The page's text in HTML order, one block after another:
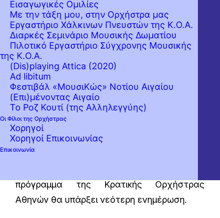
Εισαγωγικές Ομιλίες
Με την τάξη μου, στην Ορχήστρα μας
Εργαστήριo Χάλκινων Πνευστών της Κ.Ο.Α.
Διαρκές Σεμινάριο Μουσικής Δωματίου
Πιλοτικό Εργαστήριο Σύγχρονης Μουσικής
της Κ.Ο.Α.
(Dis)playing Attica (2020)
Ad libitum
Φεστιβάλ «ΜουσιΚώς» Νοτίου Αιγαίου
(Επι)μένοντας Αιγαίο
Το Ροζ Κουτί (της Αλληλεγγύης)
Οι Φίλοι της Ορχήστρας
Χορηγοί
Χορηγοί Επικοινωνίας
Επικοινωνία
ακολουθώντας την ΚΥΑ (Κοινή Υπουργική
Απόφαση) για την αποφυγή διασποράς του
κορονοϊού COVID-19, δεν δύναται να
υποδεχθεί κοινό στην προγραμματισμένη
Εναρκτήρια Συναυλία της Καλλιτεχνικής
Περιόδου 2020-2021. Η συναυλία θα
μεταδοθεί διαδικτυακά την ίδια ημέρα και
ώρα (Παρασκευή 09.10, 20:30) στο
κανάλι
Ορχήστρας, άνευ αντιτίμου.
πρόγραμμα της Κρατικής Ορχήστρας
Αθηνών θα υπάρξει νεότερη ενημέρωση.